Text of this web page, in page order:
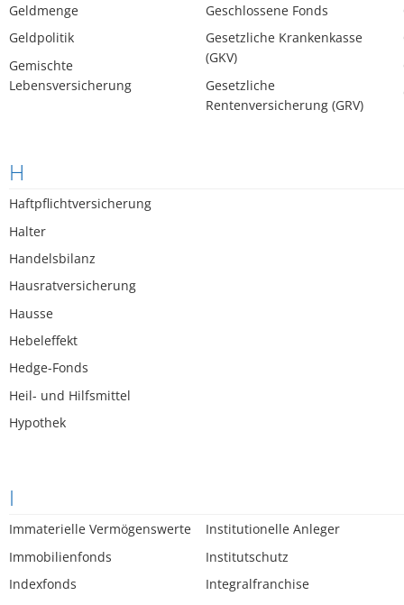
Geldmenge
Geldpolitik
Gemischte
Lebensversicherung
Geschlossene Fonds
Gesetzliche Krankenkasse
(GKV)
Gesetzliche
Rentenversicherung (GRV)
H
Haftpflichtversicherung
Halter
Handelsbilanz
Hausratversicherung
Hausse
Hebeleffekt
Hedge-Fonds
Heil- und Hilfsmittel
Hypothek
I
Immaterielle Vermögenswerte
Immobilienfonds
Indexfonds
Institutionelle Anleger
Institutschutz
Integralfranchise